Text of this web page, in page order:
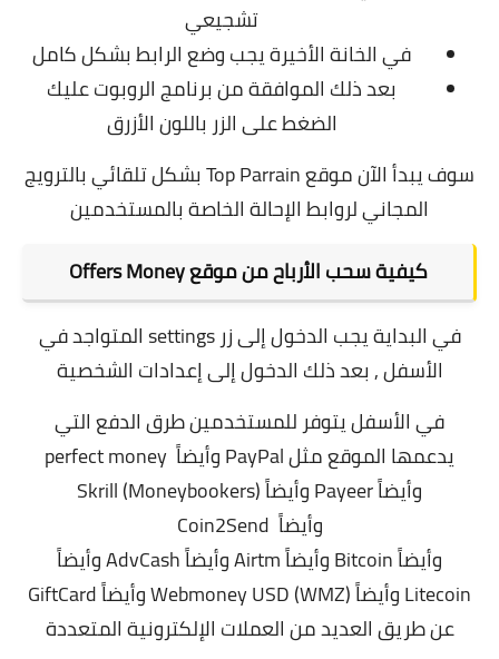
تشجيعي
في الخانة الأخيرة يجب وضع الرابط بشكل كامل
بعد ذلك الموافقة من برنامج الروبوت عليك
الضغط على الزر باللون الأزرق
سوف يبدأ الآن موقع Top Parrain بشكل تلقائي بالترويج
المجاني لروابط الإحالة الخاصة بالمستخدمين
كيفية سحب الأرباح من موقع Offers Money
في البداية يجب الدخول إلى زر settings المتواجد في
الأسفل , بعد ذلك الدخول إلى إعدادات الشخصية
في الأسفل يتوفر للمستخدمين طرق الدفع التي
يدعمها الموقع مثلPayPalوأيضاً perfect money
وأيضاًPayeerوأيضاً Skrill(Moneybookers)
وأيضاً Coin2Send
وأيضاًBitcoinوأيضاًAirtmوأيضاًAdvCashوأيضاً
Litecoin وأيضاً
Webmoney
USD (WMZ) وأيضاً GiftCard
عن طريق العديد من العملات الإلكترونية المتعددة